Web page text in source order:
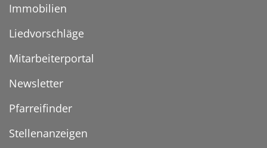
Immobilien
Liedvorschläge
Mitarbeiterportal
Newsletter
Pfarreifinder
Stellenanzeigen